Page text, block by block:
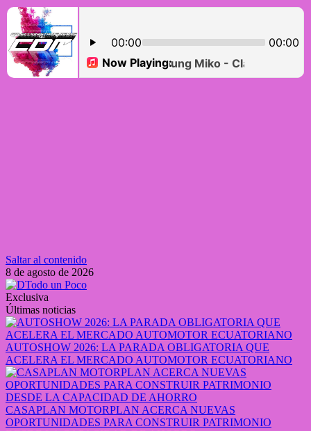
Saltar al contenido
8 de agosto de 2026
Exclusiva
Últimas noticias
AUTOSHOW 2026: LA PARADA OBLIGATORIA QUE
ACELERA EL MERCADO AUTOMOTOR ECUATORIANO
CASAPLAN MOTORPLAN ACERCA NUEVAS
OPORTUNIDADES PARA CONSTRUIR PATRIMONIO